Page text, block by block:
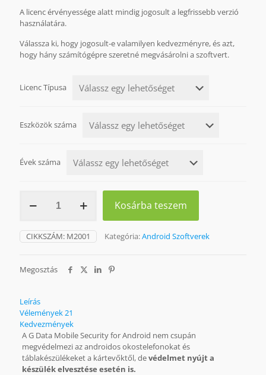
A licenc érvényessége alatt mindig jogosult a legfrissebb verzió
használatára.
Válassza ki, hogy jogosult-e valamilyen kedvezményre, és azt,
hogy hány számítógépre szeretné megvásárolni a szoftvert.
Licenc Típusa
Eszközök száma
Évek száma
DATA
SECURITY
FOR
Kosárba teszem
CIKKSZÁM: M2001 Kategória:Android Szoftverek
Megosztás
Leírás
Vélemények21
Kedvezmények
A G Data Mobile Security for Android nem csupán
megvédelmezi az androidos okostelefonokat és
táblakészülékeket a kártevőktől, devédelmet nyújt a
készülék elvesztése esetén is.